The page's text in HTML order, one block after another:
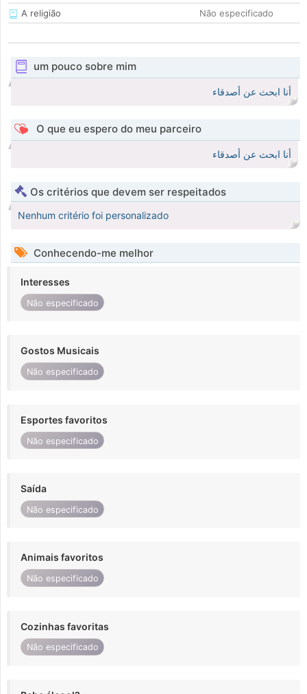
A religião
Não especificado
um pouco sobre mim
أنا ابحث عن أصدقاء
O que eu espero do meu parceiro
أنا ابحث عن أصدقاء
Os critérios que devem ser respeitados
Nenhum critério foi personalizado
Conhecendo-me melhor
Interesses
Não especificado
Gostos Musicais
Não especificado
Esportes favoritos
Não especificado
Saída
Não especificado
Animais favoritos
Não especificado
Cozinhas favoritas
Não especificado